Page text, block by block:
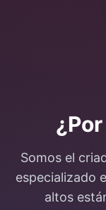
Somos el
especializado
altos